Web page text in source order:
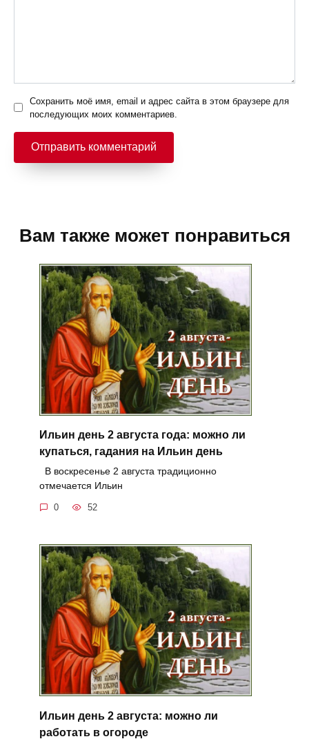
Сохранить моё имя, email и адрес сайта в этом браузере для
последующих моих комментариев.
Вам также может понравиться
Ильин день 2 августа года: можно ли
купаться, гадания на Ильин день
В воскресенье 2 августа традиционно
отмечается Ильин
0 52
Ильин день 2 августа: можно ли
работать в огороде